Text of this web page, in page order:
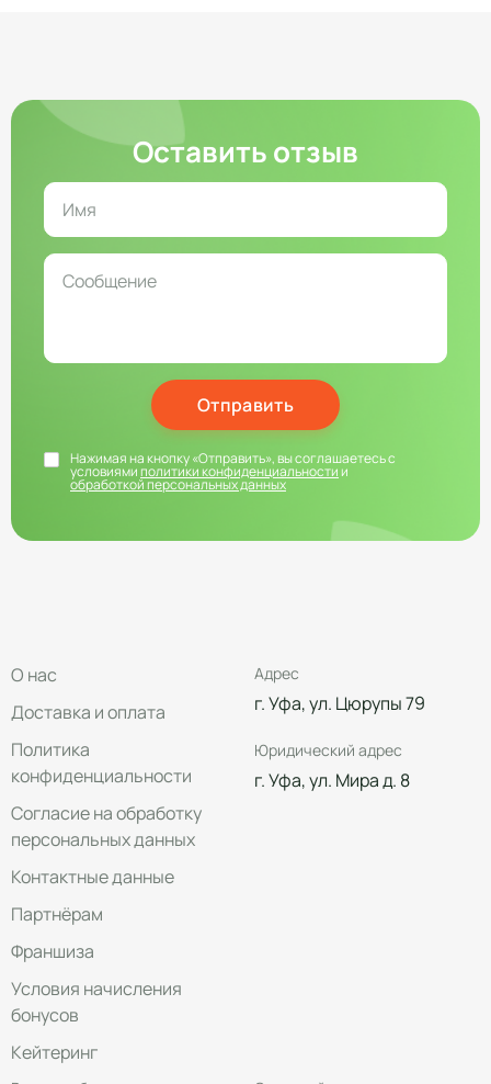
Оставить отзыв
Отправить
Нажимая на кнопку «Отправить», вы соглашаетесь с
условиямиполитики конфиденциальностии
обработкой персональных данных
О нас
Доставка и оплата
Политика
конфиденциальности
Согласие на обработку
персональных данных
Контактные данные
Партнёрам
Франшиза
Условия начисления
бонусов
Кейтеринг
Адрес
г. Уфа, ул. Цюрупы 79
Юридический адрес
г. Уфа, ул. Мира д. 8